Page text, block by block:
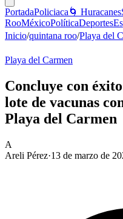
PortadaPoliciaca 🌀 Huracanes
RooMéxicoPolíticaDeportes
Inicio/quintana roo/Playa del
Playa del Carmen
Concluye con
lote de vacunas
Playa del Carmen
A
Areli Pérez·13 de marzo de